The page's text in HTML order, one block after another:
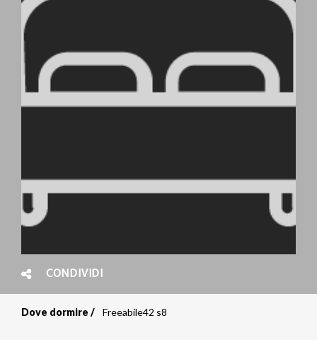
CONDIVIDI
Dove dormire Freeabile42 s8